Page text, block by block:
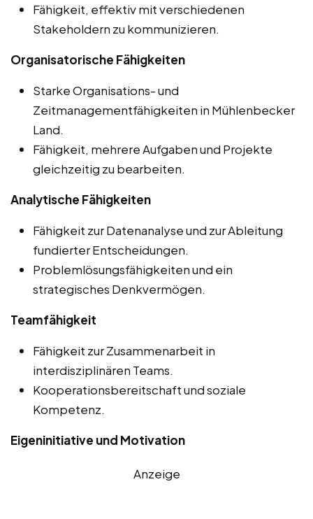
Fähigkeit, effektiv mit verschiedenen
Stakeholdern zu kommunizieren.
Organisatorische Fähigkeiten
Starke Organisations- und
Zeitmanagementfähigkeiten in Mühlenbecker
Land.
Fähigkeit, mehrere Aufgaben und Projekte
gleichzeitig zu bearbeiten.
Analytische Fähigkeiten
Fähigkeit zur Datenanalyse und zur Ableitung
fundierter Entscheidungen.
Problemlösungsfähigkeiten und ein
strategisches Denkvermögen.
Teamfähigkeit
Fähigkeit zur Zusammenarbeit in
interdisziplinären Teams.
Kooperationsbereitschaft und soziale
Kompetenz.
Eigeninitiative und Motivation
Anzeige